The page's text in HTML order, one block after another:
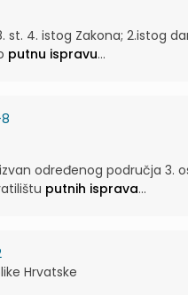
st. 4. istog Zakona; 2.istog
putnu ispravu...
određenog područja 3.
putnih isprava...
Hrvatske